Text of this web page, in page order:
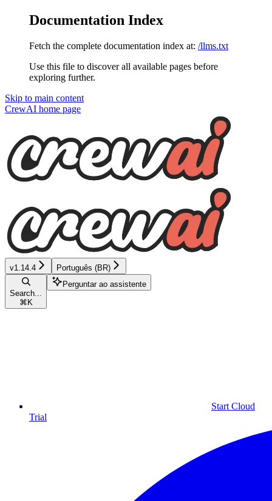
Documentation Index
Fetch the complete documentation index at: /llms.txt
Use this file to discover all available pages before
exploring further.
Skip to main content
CrewAI home page
v1.14.4 Português (BR)
Search...
⌘ K
Perguntar ao assistente
Start Cloud
Trial